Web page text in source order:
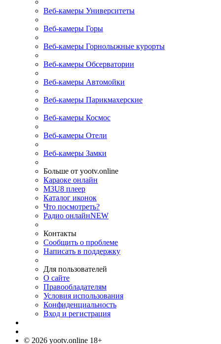
Веб-камеры Университеты
Веб-камеры Горы
Веб-камеры Горнолыжные курорты
Веб-камеры Обсерватории
Веб-камеры Автомойки
Веб-камеры Парикмахерские
Веб-камеры Космос
Веб-камеры Отели
Веб-камеры Замки
Больше от yootv.online
Караоке онлайн
M3U8 плеер
Каталог иконок
Что посмотреть?
Радио онлайнNEW
Контакты
Сообщить о проблеме
Написать в поддержку
Для пользователей
О сайте
Правообладателям
Условия использования
Конфиденциальность
Вход и регистрация
© 2026 yootv.online 18+